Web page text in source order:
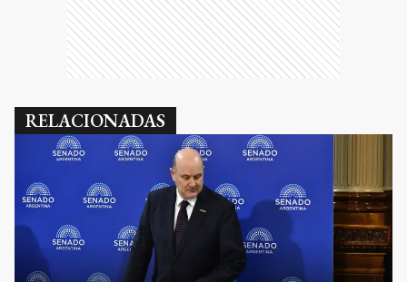
RELACIONADAS